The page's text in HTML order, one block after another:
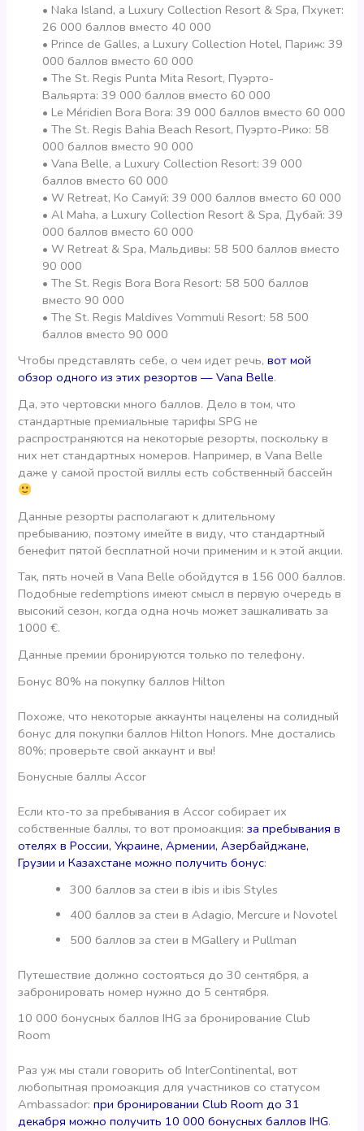
• Naka Island, a Luxury Collection Resort & Spa, Пхукет:
26 000 баллов вместо 40 000
• Prince de Galles, a Luxury Collection Hotel, Париж: 39
000 баллов вместо 60 000
• The St. Regis Punta Mita Resort, Пуэрто-
Вальярта: 39 000 баллов вместо 60 000
• Le Méridien Bora Bora: 39 000 баллов вместо 60 000
• The St. Regis Bahia Beach Resort, Пуэрто-Рико: 58
000 баллов вместо 90 000
• Vana Belle, a Luxury Collection Resort: 39 000
баллов вместо 60 000
• W Retreat, Ко Самуй: 39 000 баллов вместо 60 000
• Al Maha, a Luxury Collection Resort & Spa, Дубай: 39
000 баллов вместо 60 000
• W Retreat & Spa, Мальдивы: 58 500 баллов вместо
90 000
• The St. Regis Bora Bora Resort: 58 500 баллов
вместо 90 000
• The St. Regis Maldives Vommuli Resort: 58 500
баллов вместо 90 000
Чтобы представлять себе, о чем идет речь,вот мой
обзор одного из этих резортов — Vana Belle.
Да, это чертовски много баллов. Дело в том, что
стандартные премиальные тарифы SPG не
распространяются на некоторые резорты, поскольку в
них нет стандартных номеров. Например, в Vana Belle
даже у самой простой виллы есть собственный бассейн
Данные резорты располагают к длительному
пребыванию, поэтому имейте в виду, что стандартный
бенефит пятой бесплатной ночи применим и к этой акции.
Так, пять ночей в Vana Belle обойдутся в 156 000 баллов.
Подобные redemptions имеют смысл в первую очередь в
высокий сезон, когда одна ночь может зашкаливать за
1000 €.
Данные премии бронируются только по телефону.
Бонус 80% на покупку баллов Hilton
Похоже, что некоторые аккаунты нацелены на солидный
бонус для покупки баллов Hilton Honors. Мне достались
80%; проверьте свой аккаунт и вы!
Бонусные баллы Accor
Если кто-то за пребывания в Accor собирает их
собственные баллы, то вот промоакция:за пребывания в
отелях в России, Украине, Армении, Азербайджане,
Грузии и Казахстане можно получить бонус:
300 баллов за стеи в ibis и ibis Styles
400 баллов за стеи в Adagio, Mercure и Novotel
500 баллов за стеи в MGallery и Pullman
Путешествие должно состояться до 30 сентября, а
забронировать номер нужно до 5 сентября.
10 000 бонусных баллов IHG за бронирование Club
Room
Раз уж мы стали говорить об InterContinental, вот
любопытная промоакция для участников со статусом
Ambassador:при бронировании Club Room до 31
декабря можно получить 10 000 бонусных баллов IHG.